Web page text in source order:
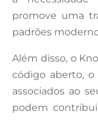
promove uma
padrões
Além disso, o
código aberto,
associados ao
podem